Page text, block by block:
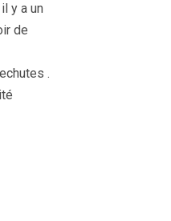
y a un
de
.